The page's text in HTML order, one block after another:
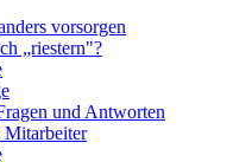
vorsorgen
„riestern"?
und Antworten